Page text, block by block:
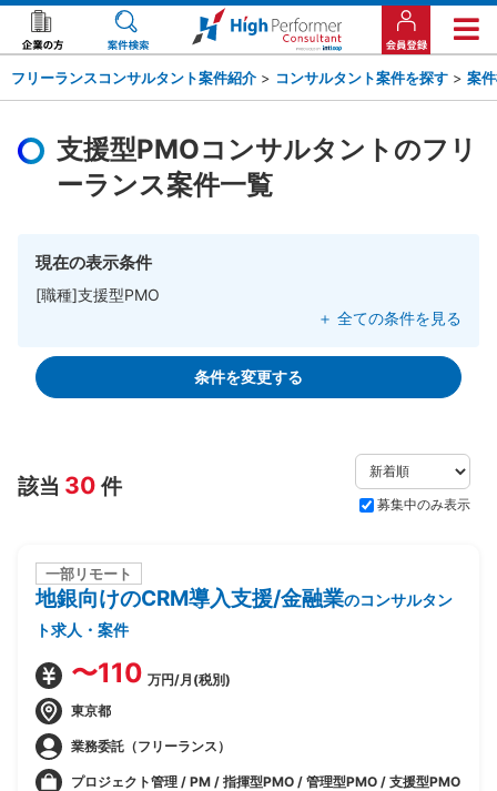
フリーランスコンサルタント案件紹介 > コンサルタント案件を探す > 案
支援型PMOコンサルタントのフリ
ーランス案件一覧
現在の表示条件
[職種]支援型PMO
＋ 全ての条件を見る
条件を変更する
該当 30 件
募集中のみ表示
一部リモート
地銀向けのCRM導入支援/金融業のコンサルタン
ト求人・案件
〜110 万円/月(税別)
東京都
業務委託（フリーランス）
プロジェクト管理 / PM / 指揮型PMO / 管理型PMO / 支援型PMO